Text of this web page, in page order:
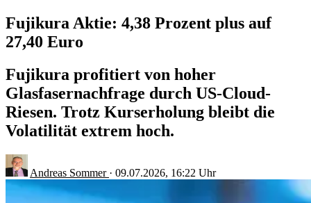
Fujikura Aktie: 4,38 Prozent plus auf
27,40 Euro
Fujikura profitiert von hoher
Glasfasernachfrage durch US-Cloud-
Riesen. Trotz Kurserholung bleibt die
Volatilität extrem hoch.
Andreas Sommer · 09.07.2026, 16:22 Uhr